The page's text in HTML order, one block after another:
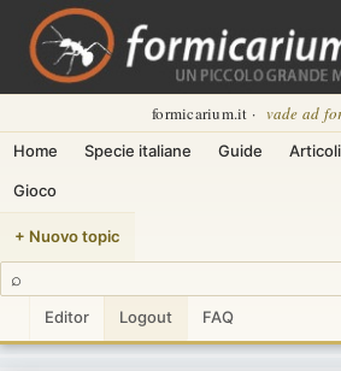
formicarium.it · vade ad
Home Specie italiane Guide Articoli
Gioco
+ Nuovo topic
⌕
Editor Logout FAQ